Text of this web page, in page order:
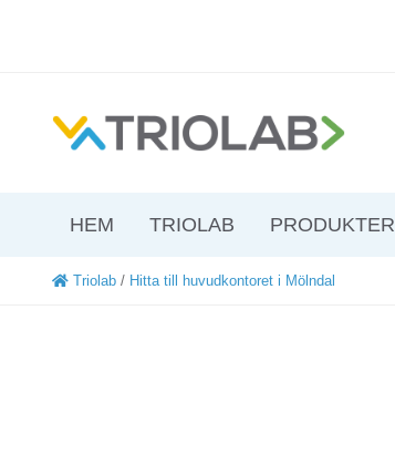
HEM TRIOLAB PRODUKTER
Triolab / Hitta till huvudkontoret i Mölndal